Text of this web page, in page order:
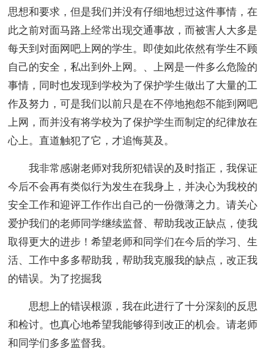
思想和要求，但是我们并没有仔细地想过这件事情，在
此之前对面马路上经常出现交通事故，而被害人大多是
每天到对面网吧上网的学生。即使如此依然有学生不顾
自己的安全，私出到外上网。、上网是一件多么危险的
事情，同时也发现到学校为了保护学生做出了大量的工
作及努力，可是我们以前只是在不停地抱怨不能到网吧
上网，而并没有将学校为了保护学生而制定的纪律放在
心上。直道触犯了它，才追悔莫及。
我非常感谢老师对我所犯错误的及时指正，我保证
今后不会再有类似行为发生在我身上，并决心为我校的
安全工作和迎评工作作出自己的一份微薄之力。请关心
爱护我们的老师同学继续监督、帮助我改正缺点，使我
取得更大的进步！希望老师和同学们在今后的学习、生
活、工作中多多帮助我，帮助我克服我的缺点，改正我
的错误。为了挖掘我
思想上的错误根源，我在此进行了十分深刻的反思
和检讨。也真心地希望我能够得到改正的机会。请老师
和同学们多多监督我。